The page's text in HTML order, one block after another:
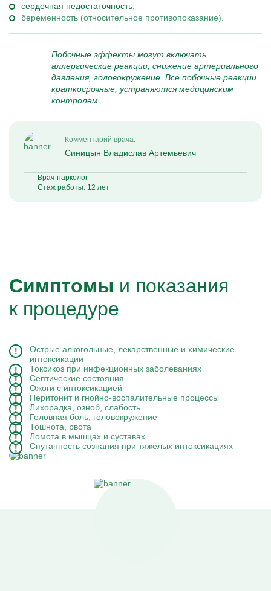
сердечная недостаточность;
беременность (относительное противопоказание).
Побочные эффекты могут включать
аллергические реакции, снижение артериального
давления, головокружение. Все побочные реакции
краткосрочные, устраняются медицинским
контролем.
Комментарий врача:
Синицын Владислав Артемьевич
Врач-нарколог
Стаж работы: 12 лет
Симптомы и показания
к процедуре
Острые алкогольные, лекарственные и химические
интоксикации
Токсикоз при инфекционных заболеваниях
Септические состояния
Ожоги с интоксикацией
Перитонит и гнойно-воспалительные процессы
Лихорадка, озноб, слабость
Головная боль, головокружение
Тошнота, рвота
Ломота в мышцах и суставах
Спутанность сознания при тяжёлых интоксикациях